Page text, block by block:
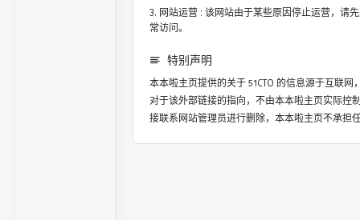
网站运营 : 该网站由于某些原因停止运营，请
常访问。
特别声明
本本啦主页提供的关于51CTO 的信息源于互联网
对于该外部链接的指向，不由本本啦主页实际控
接联系网站管理员进行删除，本本啦主页不承担